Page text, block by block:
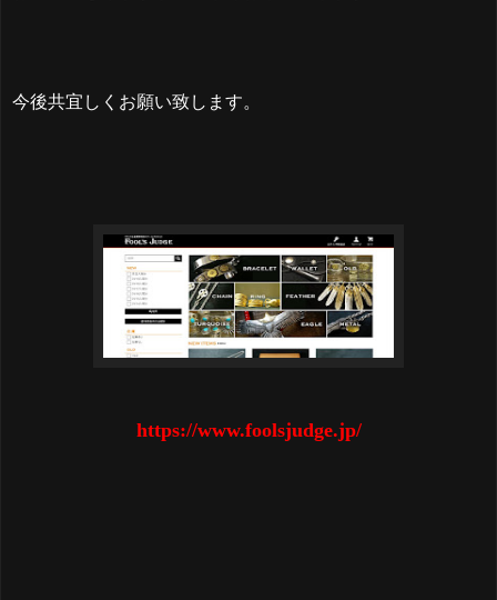
今後共宜しくお願い致します。
https://www.foolsjudge.jp/